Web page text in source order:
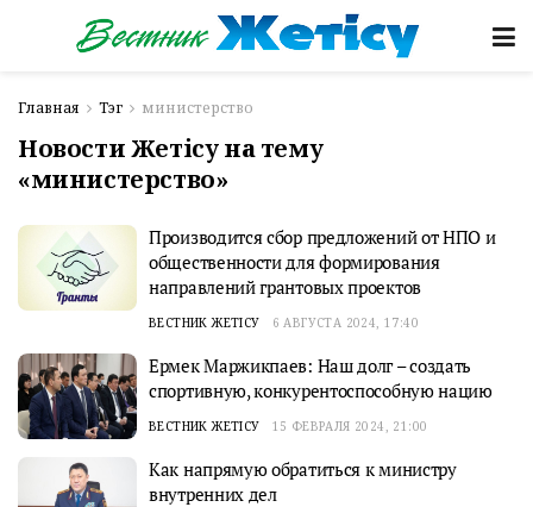
Главная Тэг министерство
Новости Жетісу на тему
«министерство»
Производится сбор предложений от НПО и
общественности для формирования
направлений грантовых проектов
ВЕСТНИК ЖЕТІСУ 6 АВГУСТА 2024, 17:40
Ермек Маржикпаев: Наш долг – создать
спортивную, конкурентоспособную нацию
ВЕСТНИК ЖЕТІСУ 15 ФЕВРАЛЯ 2024, 21:00
Как напрямую обратиться к министру
внутренних дел